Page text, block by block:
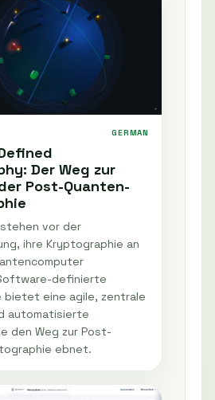
GERMAN
Der Weg zur
Post-Quanten-
vor der
ihre Kryptographie an
definierte
bietet eine agile, zentrale
automatisierte
den Weg zur Post-
ebnet.